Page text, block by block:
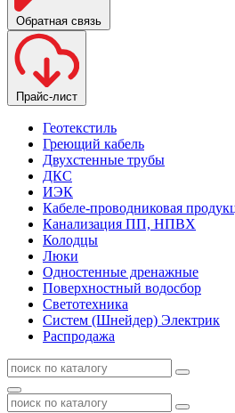
Обратная связь
Прайс-лист
Геотекстиль
Греющий кабель
Двухстенные трубы
ДКС
ИЭК
Кабеле-проводниковая
Канализация ПП, НПВХ
Колодцы
Люки
Одностенные дренажные
Поверхностный водосбор
Светотехника
Систем (Шнейдер) Электрик
Распродажа